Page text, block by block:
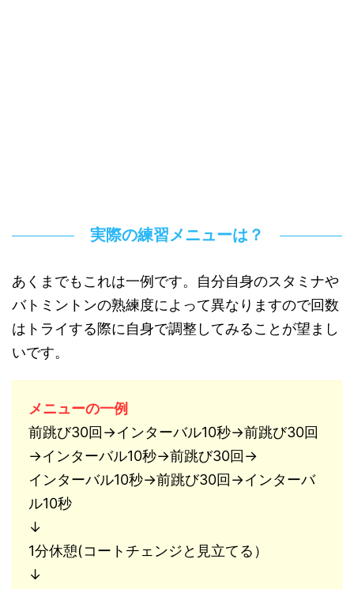
実際の練習メニューは？
あくまでもこれは一例です。自分自身のスタミナや
バトミントンの熟練度によって異なりますので回数
はトライする際に自身で調整してみることが望まし
いです。
メニューの一例
前跳び30回→インターバル10秒→前跳び30回
→インターバル10秒→前跳び30回→
インターバル10秒→前跳び30回→インターバ
ル10秒
↓
1分休憩(コートチェンジと見立てる）
↓